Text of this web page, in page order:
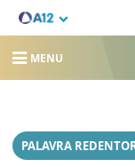
MENU
PALAVRA